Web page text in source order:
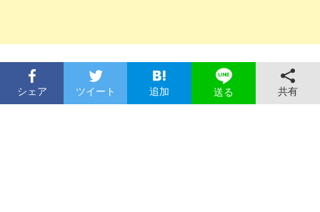
シェア ツイート 追加 送る 共有